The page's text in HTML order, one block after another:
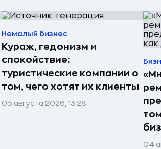
Немалый бизнес
Кураж, гедонизм и
спокойствие:
туристические компании о
том, чего хотят их клиенты
05 августа 2026, 13:28
04